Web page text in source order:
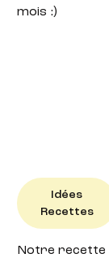
mois :)
Idées
Recettes
Notre recette